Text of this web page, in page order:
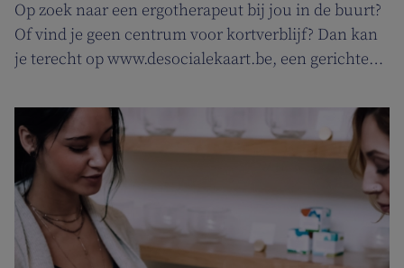
Op zoek naar een ergotherapeut bij jou in de buurt?
Of vind je geen centrum voor kortverblijf? Dan kan
je terecht op www.desocialekaart.be, een gerichte
gezondheidszorg en welzijn. Heel handig voor zowel
patiënten als zorgverleners.